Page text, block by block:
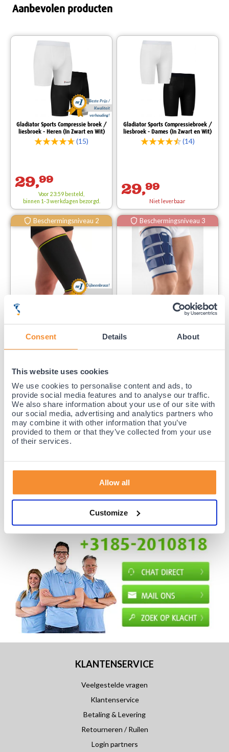
Consent Details About
This website uses cookies
We use cookies to personalise content and ads, to
provide social media features and to analyse our traffic.
We also share information about your use of our site with
our social media, advertising and analytics partners who
may combine it with other information that you’ve
provided to them or that they’ve collected from your use
of their services.
Allow all
Customize
Aanbevolen producten
Beste Prijs /
Kwaliteit
verhouding!
Gladiator Sports Compressie broek /
liesbroek - Heren (In Zwart en Wit)
(15)
29,99
Voor 23:59 besteld,
binnen 1-3 werkdagen bezorgd.
Gladiator Sports Compressiebroek /
liesbroek - Dames (In Zwart en Wit)
(14)
29,99
Niet leverbaar
Beschermingsniveau 2
Dijbeenbrace!
29,
binnen 1-3 werkdagen bezorgd.
Beschermingsniveau 3
Bauerfeind Myotrain Dijbeenbrace /
bovenbeenbrace
(5)
Niet leverbaar
35 jaar medische ervaring!
Nr.1 in Benelux en Duitsland!
Gratis verzending vanaf €50,-
Gratis retourneren en 14 dagen uitproberen!
Achteraf betalen mogelijk! Nergens goedkoper!
KLANTENSERVICE
Veelgestelde vragen
Klantenservice
Betaling & Levering
Retourneren / Ruilen
Login partners